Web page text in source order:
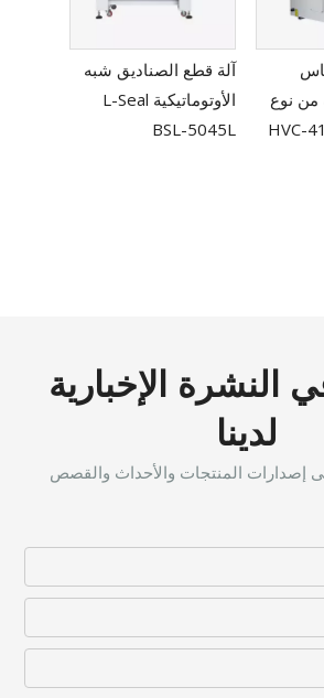
آلة قطع الصناديق شبه
الأوتوماتيكية L-Seal
BSL-5045L
من نوع
النشرة الإخبارية
لدينا
إصدارات المنتجات والأحداث والقصص